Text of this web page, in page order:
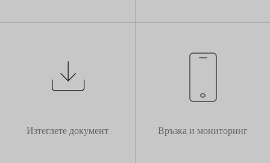
Изтеглете документ Връзка и мониторинг